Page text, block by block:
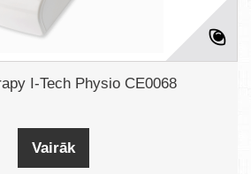
I-Tech Physio CE0068
Vairāk